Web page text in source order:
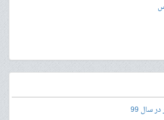
سال 99